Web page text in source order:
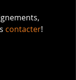
contacter!